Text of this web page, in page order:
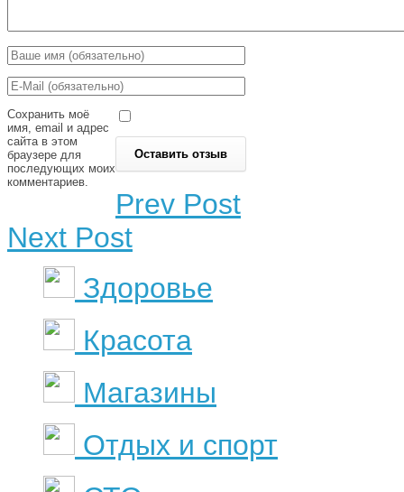
Сохранить моё
имя, email и адрес
сайта в этом
браузере для
последующих моих
комментариев.
Prev Post
Next Post
Здоровье
Красота
Магазины
Отдых и спорт